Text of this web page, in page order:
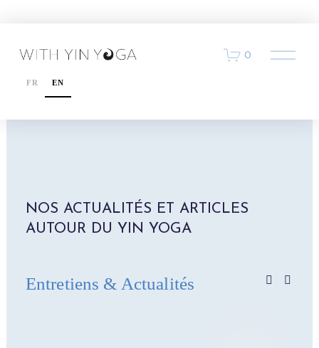
0
O
u
FR EN
NOS ACTUALITÉS ET ARTICLES
AUTOUR DU YIN YOGA
Entretiens & Actualités